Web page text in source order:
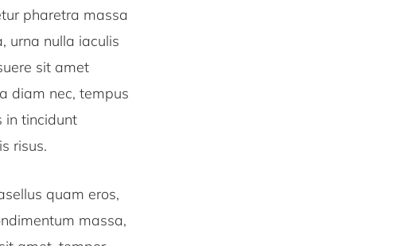
pharetra massa
urna nulla iaculis
sit amet
diam nec, tempus
in tincidunt
risus.
quam eros,
massa,